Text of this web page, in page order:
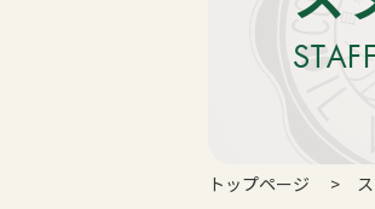
トップページ